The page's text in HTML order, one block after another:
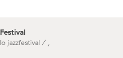
jazzfestival / ,